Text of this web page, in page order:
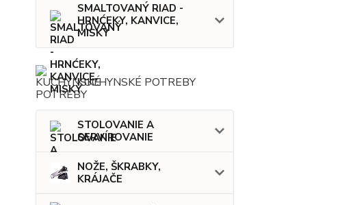
SMALTOVANÝ RIAD -
HRNĆEKY, KANVICE,
MISKY
KUCHYNSKÉ POTREBY
STOLOVANIE A
SERVÍROVANIE
NOŽE, ŠKRABKY,
KRÁJAČE